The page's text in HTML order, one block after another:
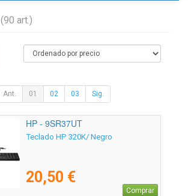
(90 art.)
Ant. 01 02 03 Sig.
HP - 9SR37UT
Teclado HP 320K/ Negro
20,50 €
Comprar